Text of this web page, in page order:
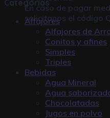
En caso de pagar
solicitanos el código
Categorías
Alfajores
Alfajores de
Conitos y afines
Simples
Triples
Bebidas
Agua Mineral
Agua
Chocolatadas
Jugos en polvo